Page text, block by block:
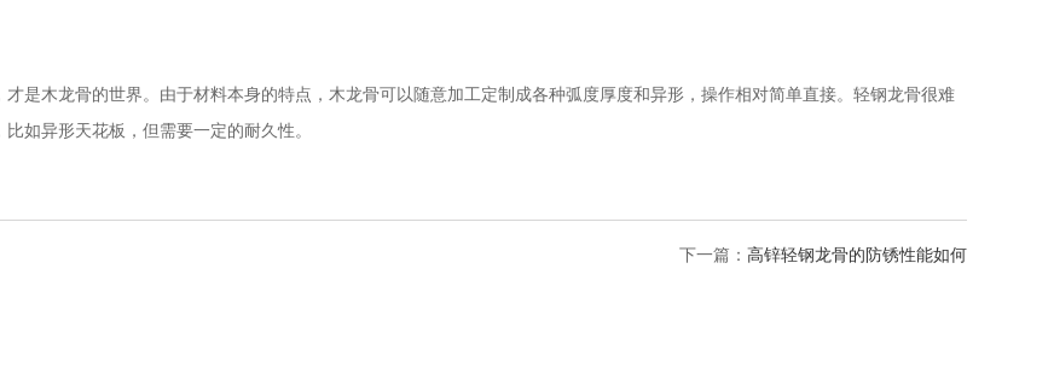
木龙骨的世界。由于材料本身的特点，木龙骨可以随意加工定制成各种弧度厚度和异形，操作相对简单直接。轻钢龙骨很难
如异形天花板，但需要一定的耐久性。
下一篇： 高锌轻钢龙骨的防锈性能如何